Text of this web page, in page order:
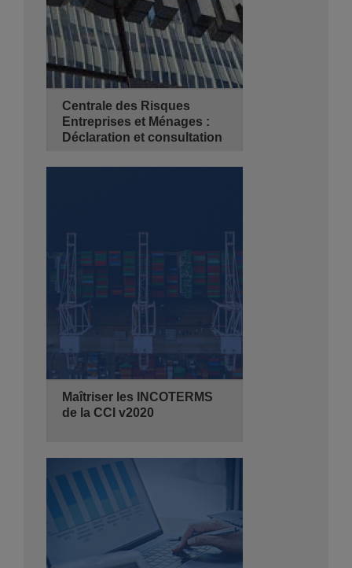
Centrale des Risques
Entreprises et Ménages :
Déclaration et consultation
Hyatt Regency Algiers
Se Pré-inscrire Détails
Maîtriser les INCOTERMS
de la CCI v2020
07/10/2026
2 jours
de 08:30 - 14:00
Hyatt Regency Algiers
Se Pré-inscrire Détails